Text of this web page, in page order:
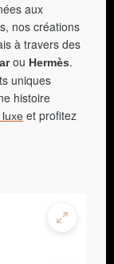
aux
nos créations
à travers des
ou Hermès.
uniques
histoire
luxe et profitez